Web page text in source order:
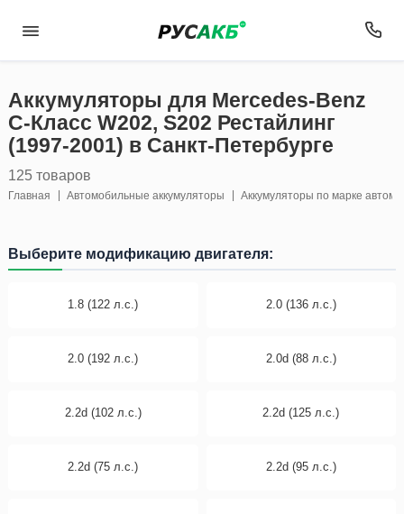
Аккумуляторы для Mercedes-Benz
C-Класс W202, S202 Рестайлинг
(1997-2001) в Санкт-Петербурге
125 товаров
Главная Автомобильные аккумуляторы Аккумуляторы по марке
Выберите модификацию двигателя:
1.8 (122 л.с.) 2.0 (136 л.с.)
2.0 (192 л.с.) 2.0d (88 л.с.)
2.2d (102 л.с.) 2.2d (125 л.с.)
2.2d (75 л.с.) 2.2d (95 л.с.)